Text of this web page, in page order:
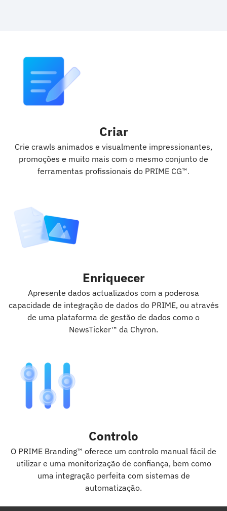
Criar
Crie crawls animados e visualmente impressionantes,
promoções e muito mais com o mesmo conjunto de
ferramentas profissionais do PRIME CG™.
Enriquecer
Apresente dados actualizados com a poderosa
capacidade de integração de dados do PRIME, ou através
de uma plataforma de gestão de dados como o
NewsTicker™ da Chyron.
Controlo
O PRIME Branding™ oferece um controlo manual fácil de
utilizar e uma monitorização de confiança, bem como
uma integração perfeita com sistemas de
automatização.